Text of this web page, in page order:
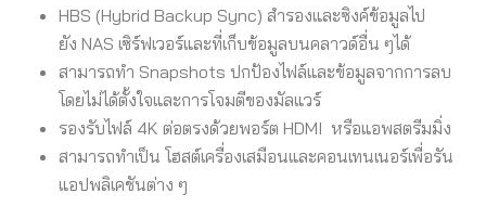
HBS (Hybrid Backup Sync) สำรองและซิงค์ข้อมูลไป
ยัง NAS เซิร์ฟเวอร์และที่เก็บข้อมูลบนคลาวด์อื่น ๆได้
สามารถทำ Snapshots ปกป้องไฟล์และข้อมูลจากการลบ
โดยไม่ได้ตั้งใจและการโจมตีของมัลแวร์
รองรับไฟล์ 4K ต่อตรงด้วยพอร์ต HDMI หรือแอพสตรีมมิ่ง
สามารถทำเป็น โฮสต์เครื่องเสมือนและคอนเทนเนอร์เพื่อรัน
แอปพลิเคชันต่าง ๆ